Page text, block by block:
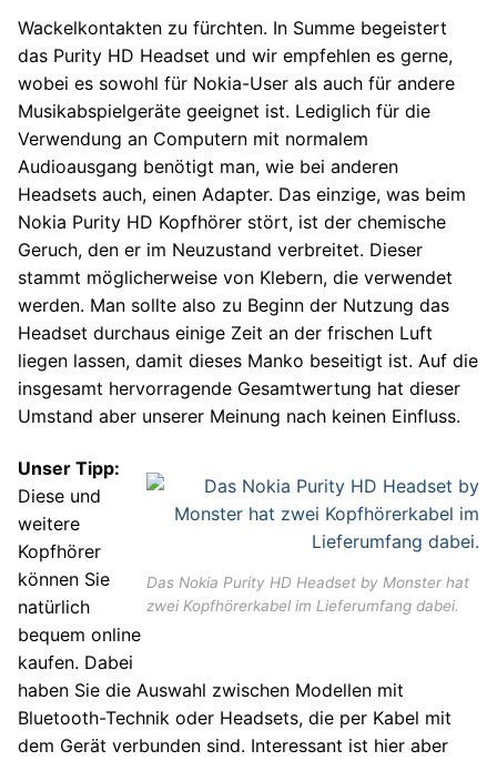
Wackelkontakten zu fürchten. In Summe begeistert
das Purity HD Headset und wir empfehlen es gerne,
wobei es sowohl für Nokia-User als auch für andere
Musikabspielgeräte geeignet ist. Lediglich für die
Verwendung an Computern mit normalem
Audioausgang benötigt man, wie bei anderen
Headsets auch, einen Adapter. Das einzige, was beim
Nokia Purity HD Kopfhörer stört, ist der chemische
Geruch, den er im Neuzustand verbreitet. Dieser
stammt möglicherweise von Klebern, die verwendet
werden. Man sollte also zu Beginn der Nutzung das
Headset durchaus einige Zeit an der frischen Luft
liegen lassen, damit dieses Manko beseitigt ist. Auf die
insgesamt hervorragende Gesamtwertung hat dieser
Umstand aber unserer Meinung nach keinen Einfluss.
Das Nokia Purity HD Headset by Monster hat
zwei Kopfhörerkabel im Lieferumfang dabei.
Unser Tipp:
Diese und
weitere
Kopfhörer
können Sie
natürlich
bequem online
kaufen. Dabei
haben Sie die Auswahl zwischen Modellen mit
Bluetooth-Technik oder Headsets, die per Kabel mit
dem Gerät verbunden sind. Interessant ist hier aber